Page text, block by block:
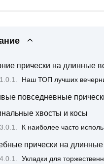
прически на длинные
Наш ТОП лучших
повседневные
хвосты и косы
К наиболее часто
прически на
Укладки для